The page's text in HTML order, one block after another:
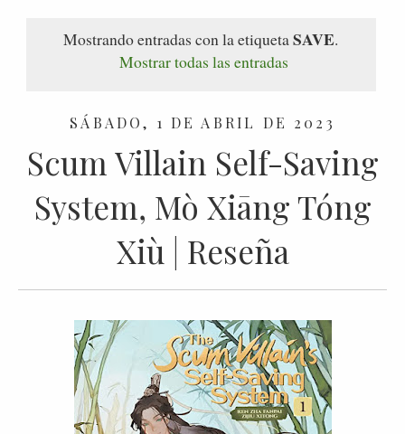
Mostrando entradas con la etiquetaSAVE.
Mostrar todas las entradas
SÁBADO, 1 DE ABRIL DE 2023
Scum Villain Self-Saving
System, Mò Xiāng Tóng
Xiù | Reseña